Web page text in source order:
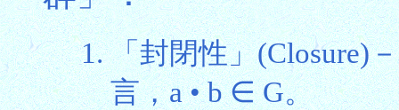
「封閉性」(Closure)
言，a • b ∈ G。